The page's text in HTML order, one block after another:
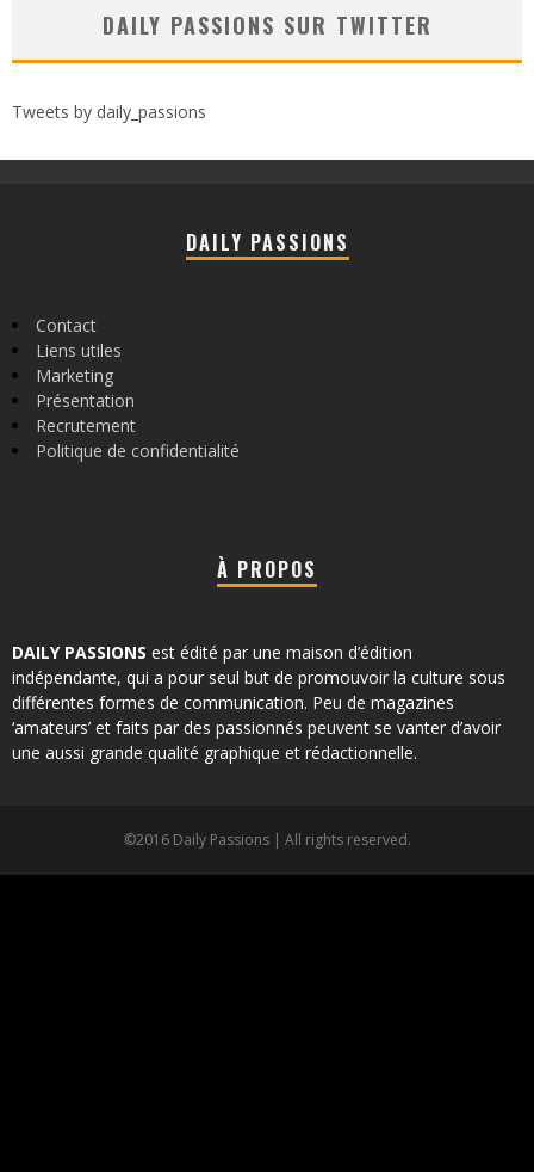
DAILY PASSIONS SUR TWITTER
Tweets by daily_passions
DAILY PASSIONS
Contact
Liens utiles
Marketing
Présentation
Recrutement
Politique de confidentialité
À PROPOS
DAILY PASSIONS est édité par une maison d’édition
indépendante, qui a pour seul but de promouvoir la culture sous
différentes formes de communication. Peu de magazines
‘amateurs’ et faits par des passionnés peuvent se vanter d’avoir
une aussi grande qualité graphique et rédactionnelle.
©2016 Daily Passions | All rights reserved.